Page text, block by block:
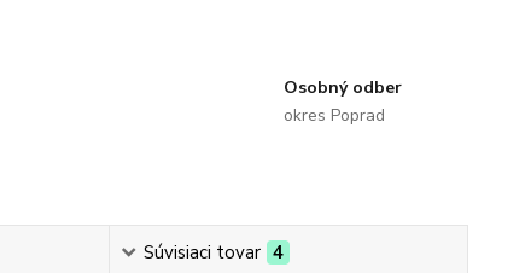
Osobný odber
okres Poprad
Súvisiaci tovar 4